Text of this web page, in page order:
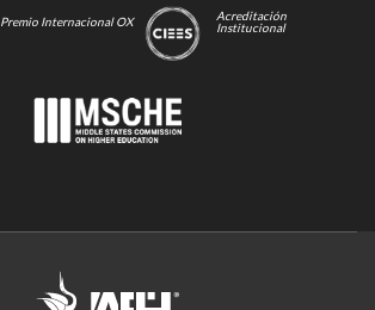
Premio Internacional OX
Acreditación
Institucional